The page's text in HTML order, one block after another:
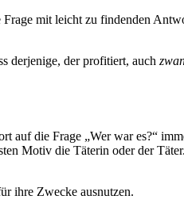
mit leicht zu findenden
derjenige, der profitiert, auch
die Frage „Wer war es?“
Motiv die Täterin oder der
ihre Zwecke ausnutzen.